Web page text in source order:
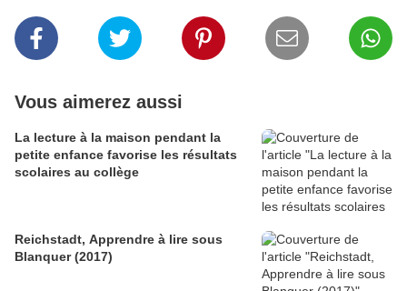
Vous aimerez aussi
La lecture à la maison pendant la
petite enfance favorise les résultats
scolaires au collège
Reichstadt, Apprendre à lire sous
Blanquer (2017)